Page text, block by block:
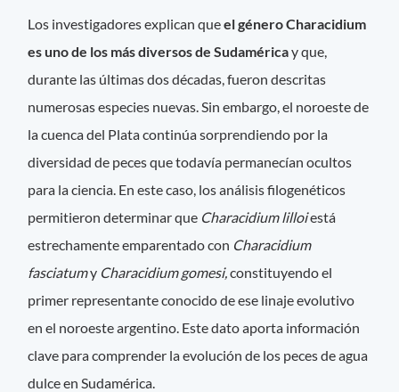
Los investigadores explican queel género Characidium
es uno de los más diversos de Sudaméricay que,
durante las últimas dos décadas, fueron descritas
numerosas especies nuevas. Sin embargo, el noroeste de
la cuenca del Plata continúa sorprendiendo por la
diversidad de peces que todavía permanecían ocultos
para la ciencia. En este caso, los análisis filogenéticos
permitieron determinar que Characidium lilloiestá
estrechamente emparentado con Characidium
fasciatumy Characidium gomesi,constituyendo el
primer representante conocido de ese linaje evolutivo
en el noroeste argentino. Este dato aporta información
clave para comprender la evolución de los peces de agua
dulce en Sudamérica.